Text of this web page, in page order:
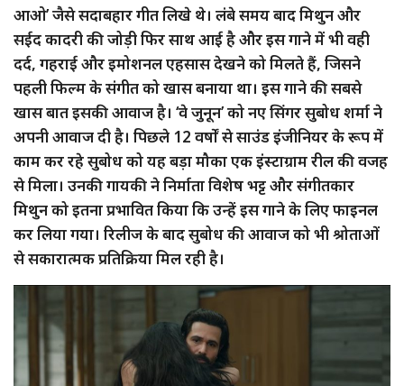
आओ’ जैसे सदाबहार गीत लिखे थे। लंबे समय बाद मिथुन और
सईद कादरी की जोड़ी फिर साथ आई है और इस गाने में भी वही
दर्द, गहराई और इमोशनल एहसास देखने को मिलते हैं, जिसने
पहली फिल्म के संगीत को खास बनाया था। इस गाने की सबसे
खास बात इसकी आवाज है। ‘वे जुनून’ को नए सिंगर सुबोध शर्मा ने
अपनी आवाज दी है। पिछले 12 वर्षों से साउंड इंजीनियर के रूप में
काम कर रहे सुबोध को यह बड़ा मौका एक इंस्टाग्राम रील की वजह
से मिला। उनकी गायकी ने निर्माता विशेष भट्ट और संगीतकार
मिथुन को इतना प्रभावित किया कि उन्हें इस गाने के लिए फाइनल
कर लिया गया। रिलीज के बाद सुबोध की आवाज को भी श्रोताओं
से सकारात्मक प्रतिक्रिया मिल रही है।